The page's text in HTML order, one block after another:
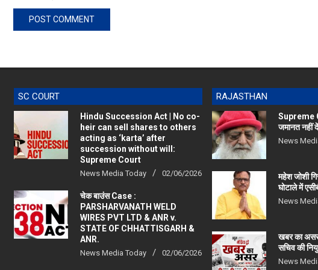
SC COURT
Hindu Succession Act | No co-
heir can sell shares to others
acting as ‘karta’ after
succession without will:
Supreme Court
News Media Today 02/06/2026
चेक बाउंस Case :
PARSHARVANATH WELD
WIRES PVT LTD & ANR v.
STATE OF CHHATTISGARH &
ANR.
News Media Today 02/06/2026
RAJASTHAN
Supreme
जमानत नहीं
News
महेश जोशी
घोटाले में
News
खबर का
सचिव की
News